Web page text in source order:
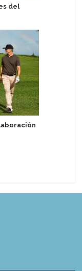
del